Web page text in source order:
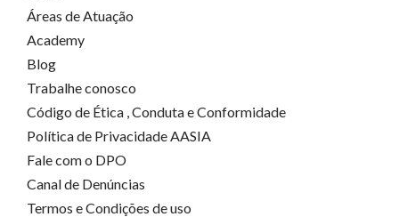
Áreas de Atuação
Academy
Blog
Trabalhe conosco
Código de Ética , Conduta e Conformidade
Política de Privacidade AASIA
Fale com o DPO
Canal de Denúncias
Termos e Condições de uso